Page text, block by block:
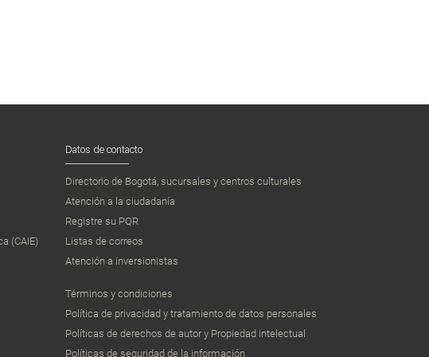
(CAIE)
Datos de contacto
Directorio de Bogotá, sucursales y centros culturales
Atención a la ciudadanía
Registre su PQR
Listas de correos
Atención a inversionistas
Términos y condiciones
Política de privacidad y tratamiento de datos personales
Políticas de derechos de autor y Propiedad intelectual
Políticas de seguridad de la información